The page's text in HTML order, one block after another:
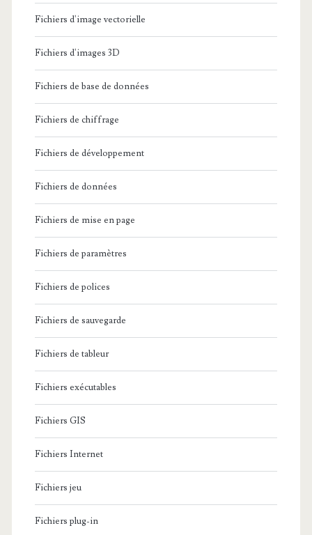
Fichiers d'image vectorielle
Fichiers d'images 3D
Fichiers de base de données
Fichiers de chiffrage
Fichiers de développement
Fichiers de données
Fichiers de mise en page
Fichiers de paramètres
Fichiers de polices
Fichiers de sauvegarde
Fichiers de tableur
Fichiers exécutables
Fichiers GIS
Fichiers Internet
Fichiers jeu
Fichiers plug-in